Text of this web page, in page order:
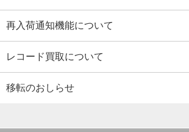
再入荷通知機能について
レコード買取について
移転のおしらせ